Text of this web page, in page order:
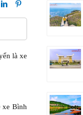
là xe
xe Bình